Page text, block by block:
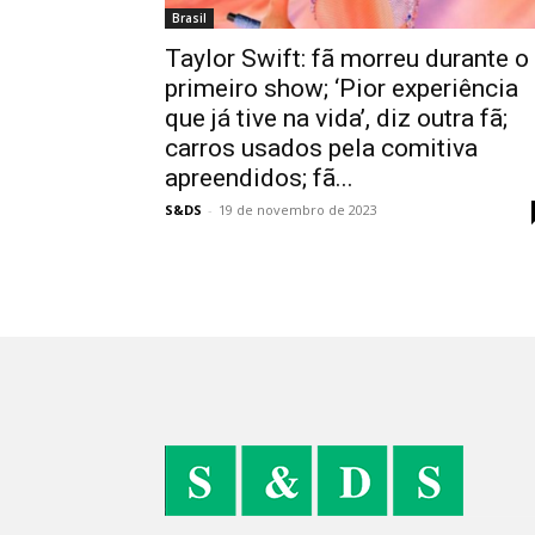
Brasil
Taylor Swift: fã morreu durante o
primeiro show; ‘Pior experiência
que já tive na vida’, diz outra fã;
carros usados pela comitiva
apreendidos; fã...
S&DS - 19 de novembro de 2023